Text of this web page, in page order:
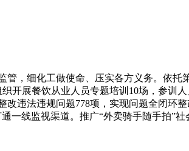
，细化工做使命、压实各方义务。依托
开展餐饮从业人员专题培训10场，参训
违法违规问题778项，实现问题全闭环
一线监视渠道。推广“外卖骑手随手拍”